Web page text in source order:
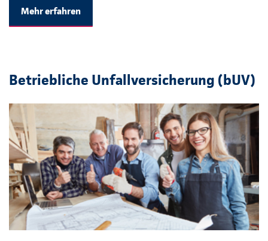
Mehr erfahren
Betriebliche Unfallversicherung (bUV)